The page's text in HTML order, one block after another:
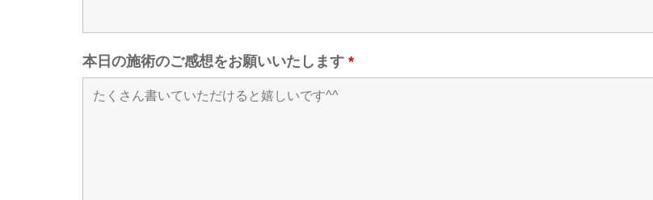
本日の施術のご感想をお願いいたします *